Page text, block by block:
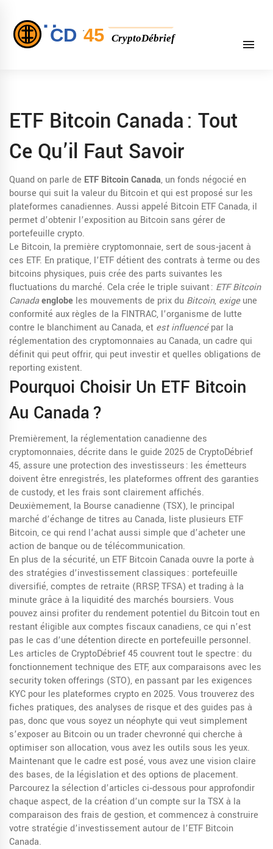
ETF Bitcoin Canada : Tout
Ce Qu’il Faut Savoir
Quand on parle de ETF Bitcoin Canada, un fonds négocié en
bourse qui suit la valeur du Bitcoin et qui est proposé sur les
plateformes canadiennes. Aussi appelé Bitcoin ETF Canada, il
permet d’obtenir l’exposition au Bitcoin sans gérer de
portefeuille crypto.
Le Bitcoin, la première cryptomonnaie, sert de sous‑jacent à
ces ETF. En pratique, l’ETF détient des contrats à terme ou des
bitcoins physiques, puis crée des parts suivantes les
fluctuations du marché. Cela crée le triple suivant : ETF Bitcoin
Canadaenglobe les mouvements de prix du Bitcoin, exigeune
conformité aux règles de la FINTRAC, l’organisme de lutte
contre le blanchiment au Canada, et est influencépar la
réglementation des cryptomonnaies au Canada, un cadre qui
définit qui peut offrir, qui peut investir et quelles obligations de
reporting existent.
Pourquoi Choisir Un ETF Bitcoin
Au Canada ?
Premièrement, la réglementation canadienne des
cryptomonnaies,décrite dans le guide 2025 de CryptoDébrief
45, assure une protection des investisseurs : les émetteurs
doivent être enregistrés, les plateformes offrent des garanties
de custody, et les frais sont clairement affichés.
Deuxièmement, la Bourse canadienne (TSX), le principal
marché d’échange de titres au Canada, liste plusieurs ETF
Bitcoin, ce qui rend l’achat aussi simple que d’acheter une
action de banque ou de télécommunication.
En plus de la sécurité, un ETF Bitcoin Canada ouvre la porte à
des stratégies d’investissement classiques : portefeuille
diversifié, comptes de retraite (RRSP, TFSA) et trading à la
minute grâce à la liquidité des marchés boursiers. Vous
pouvez ainsi profiter du rendement potentiel du Bitcoin tout en
restant éligible aux comptes fiscaux canadiens, ce qui n’est
pas le cas d’une détention directe en portefeuille personnel.
Les articles de CryptoDébrief 45 couvrent tout le spectre : du
fonctionnement technique des ETF, aux comparaisons avec les
security token offerings (STO), en passant par les exigences
KYC pour les plateformes crypto en 2025. Vous trouverez des
fiches pratiques, des analyses de risque et des guides pas à
pas, donc que vous soyez un néophyte qui veut simplement
s’exposer au Bitcoin ou un trader chevronné qui cherche à
optimiser son allocation, vous avez les outils sous les yeux.
Maintenant que le cadre est posé, vous avez une vision claire
des bases, de la législation et des options de placement.
Parcourez la sélection d’articles ci‑dessous pour approfondir
chaque aspect, de la création d’un compte sur la TSX à la
comparaison des frais de gestion, et commencez à construire
votre stratégie d’investissement autour de l’ETF Bitcoin
Canada.